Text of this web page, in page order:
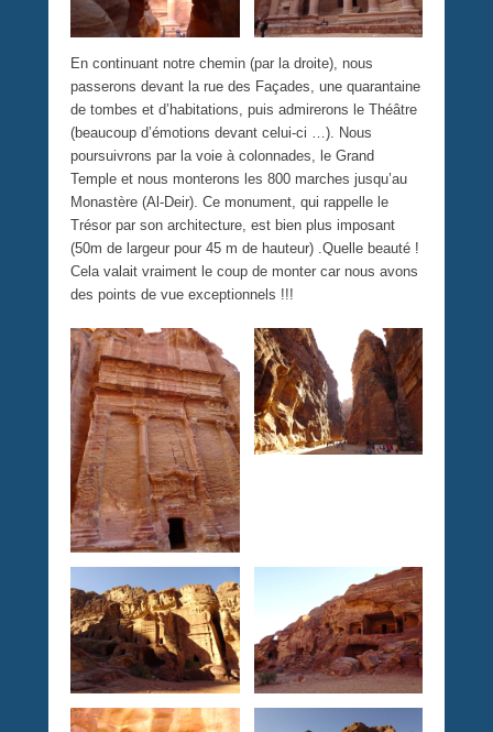
En continuant notre chemin (par la droite), nous
passerons devant la rue des Façades, une quarantaine
de tombes et d’habitations, puis admirerons le Théâtre
(beaucoup d’émotions devant celui-ci …). Nous
poursuivrons par la voie à colonnades, le Grand
Temple et nous monterons les 800 marches jusqu’au
Monastère (Al-Deir). Ce monument, qui rappelle le
Trésor par son architecture, est bien plus imposant
(50m de largeur pour 45 m de hauteur) .Quelle beauté !
Cela valait vraiment le coup de monter car nous avons
des points de vue exceptionnels !!!